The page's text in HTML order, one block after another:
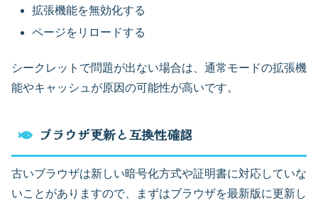
拡張機能を無効化する
ページをリロードする
シークレットで問題が出ない場合は、通常モードの拡張機
能やキャッシュが原因の可能性が高いです。
ブラウザ更新と互換性確認
古いブラウザは新しい暗号化方式や証明書に対応していな
いことがありますので、まずはブラウザを最新版に更新し